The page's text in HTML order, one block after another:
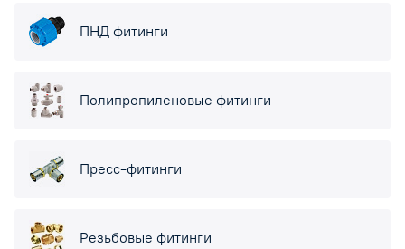
ПНД фитинги
Полипропиленовые фитинги
Пресс-фитинги
Резьбовые фитинги